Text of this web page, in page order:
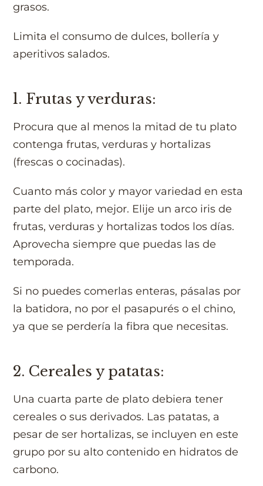
grasos.
Limita el consumo de dulces, bollería y
aperitivos salados.
l. Frutas y verduras:
Procura que al menos la mitad de tu plato
contenga frutas, verduras y hortalizas
(frescas o cocinadas).
Cuanto más color y mayor variedad en esta
parte del plato, mejor. Elije un arco iris de
frutas, verduras y hortalizas todos los días.
Aprovecha siempre que puedas las de
temporada.
Si no puedes comerlas enteras, pásalas por
la batidora, no por el pasapurés o el chino,
ya que se perdería la fibra que necesitas.
2. Cereales y patatas:
Una cuarta parte de plato debiera tener
cereales o sus derivados. Las patatas, a
pesar de ser hortalizas, se incluyen en este
grupo por su alto contenido en hidratos de
carbono.